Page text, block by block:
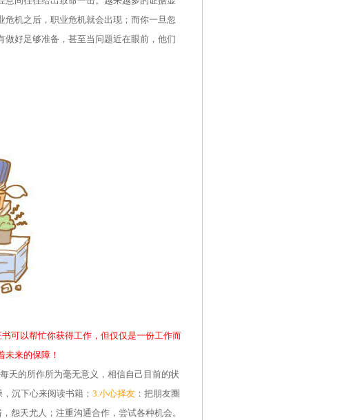
机之后，职业危机就会出现；而你一旦忽
好足够准备，甚至当问题近在眼前，他们
可以帮忙你获得工作，但仅仅是一份工作而
未来的保障！
每天的所作所为毫无意义，相信自己目前的状
，沉下心来阅读书籍； 3.小心择友 ：把朋友圈
，怨天尤人；注重沟通合作，尝试各种机会。